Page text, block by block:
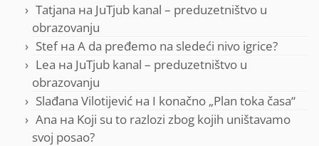
Tatjana на JuTjub kanal – preduzetništvo u
obrazovanju
Stefна A da pređemo na sledeći nivo igrice?
Lea на JuTjub kanal – preduzetništvo u
obrazovanju
Slađana Vilotijević на I konačno „Plan toka časa“
Ana на Koji su to razlozi zbog kojih uništavamo
svoj posao?